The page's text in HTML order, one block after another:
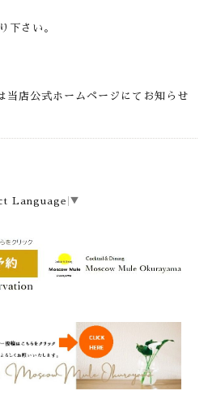
下さい。
店公式ホームページにてお知らせ
Language ▼